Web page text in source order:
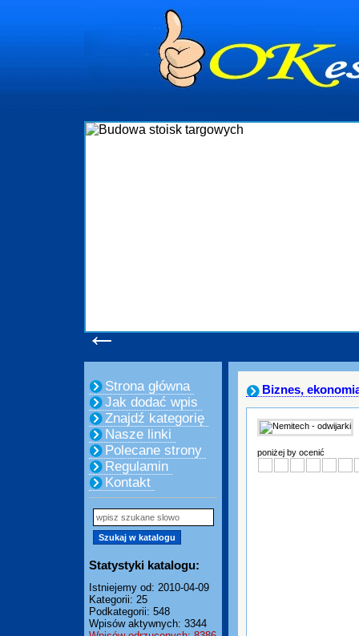
←
Strona główna
Jak dodać wpis
Znajdź kategorię
Nasze linki
Polecane strony
Regulamin
Kontakt
Statystyki katalogu:
Istniejemy od: 2010-04-09
Kategorii: 25
Podkategorii: 548
Wpisów aktywnych: 3344
Biznes,
poniżej by ocenić